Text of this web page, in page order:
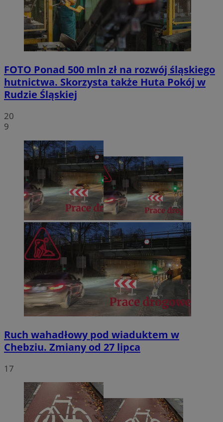
FOTO Ponad 500 mln zł na rozwój śląskiego
hutnictwa. Skorzysta także Huta Pokój w
Rudzie Śląskiej
20
9
Ruch wahadłowy pod wiaduktem w
Chebziu. Zmiany od 27 lipca
17